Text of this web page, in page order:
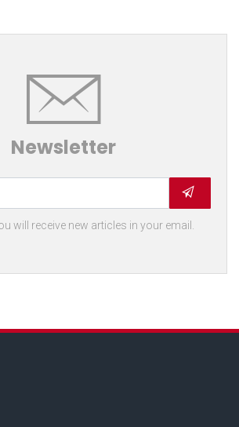
Newsletter
will receive new articles in your email.